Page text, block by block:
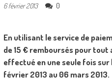
6 février 2013
0
En utilisant le service de
de 15 € remboursés pour tout
effectué en une seule fois sur
février 2013 au 06 mars 2013.